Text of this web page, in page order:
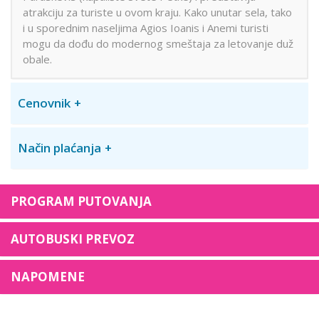
atrakciju za turiste u ovom kraju. Kako unutar sela, tako
i u sporednim naseljima Agios Ioanis i Anemi turisti
mogu da dođu do modernog smeštaja za letovanje duž
obale.
Cenovnik
Način plaćanja
PROGRAM PUTOVANJA
AUTOBUSKI PREVOZ
NAPOMENE